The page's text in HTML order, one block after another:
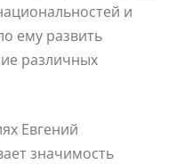
и
ему развить
различных
Евгений
значимость